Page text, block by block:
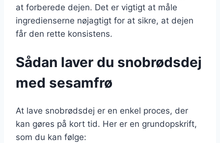
at forberede dejen. Det er vigtigt at måle
ingredienserne nøjagtigt for at sikre, at dejen
får den rette konsistens.
Sådan laver du snobrødsdej
med sesamfrø
At lave snobrødsdej er en enkel proces, der
kan gøres på kort tid. Her er en grundopskrift,
som du kan følge: